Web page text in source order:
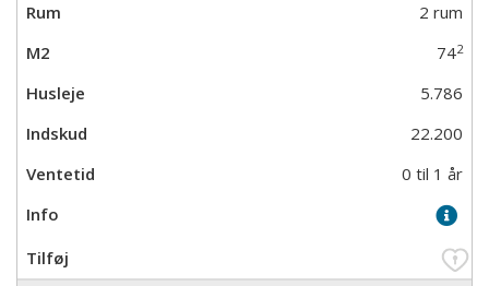
2 rum
742
5.786
22.200
0 til 1 år